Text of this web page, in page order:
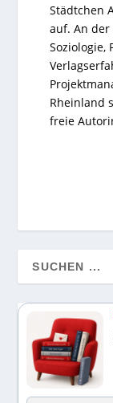
Städtchen
auf. An
Soziologie,
Rheinland
freie